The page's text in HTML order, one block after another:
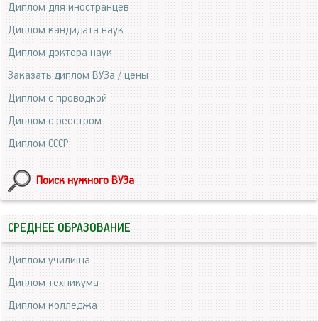
Диплом для иностранцев
Диплом кандидата наук
Диплом доктора наук
Заказать диплом ВУЗа / цены
Диплом с проводкой
Диплом с реестром
Диплом СССР
Поиск нужного ВУЗа
СРЕДНЕЕ ОБРАЗОВАНИЕ
Диплом училища
Диплом техникума
Диплом колледжа